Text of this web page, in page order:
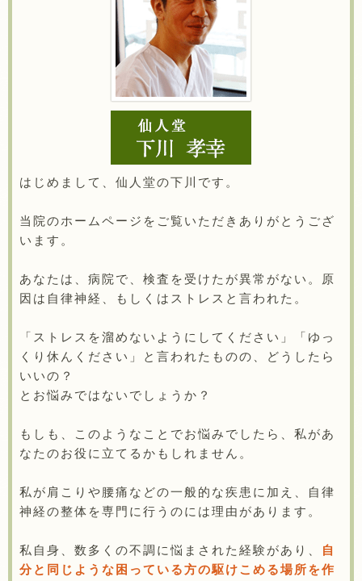
はじめまして、仙人堂の下川です。
当院のホームページをご覧いただきありがとうござ
います。
あなたは、病院で、検査を受けたが異常がない。原
因は自律神経、もしくはストレスと言われた。
「ストレスを溜めないようにしてください」「ゆっ
くり休んください」と言われたものの、どうしたら
いいの？
とお悩みではないでしょうか？
もしも、このようなことでお悩みでしたら、私があ
なたのお役に立てるかもしれません。
私が肩こりや腰痛などの一般的な疾患に加え、自律
神経の整体を専門に行うのには理由があります。
私自身、数多くの不調に悩まされた経験があり、
自
分と同じような困っている方の駆けこめる場所を作